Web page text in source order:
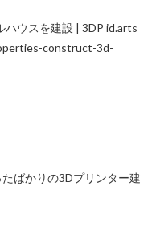
ハウスを建設 | 3DP id.arts
construct-3d-
ばかりの3Dプリンター建